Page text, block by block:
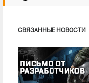
СВЯЗАННЫЕ НОВОСТИ